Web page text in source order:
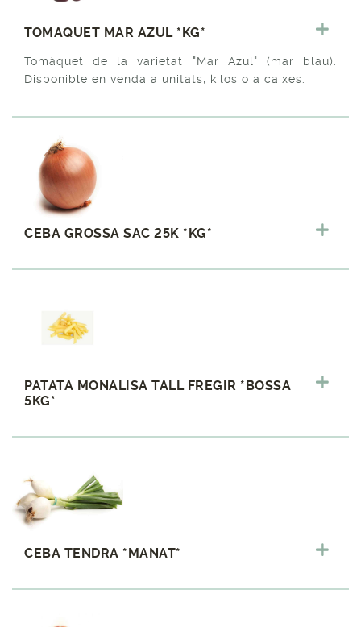
TOMAQUET MAR AZUL *KG*
Tomàquet de la varietat "Mar Azul" (mar blau).
Disponible en venda a unitats, kilos o a caixes.
CEBA GROSSA SAC 25K *KG*
PATATA MONALISA TALL FREGIR *BOSSA
5KG*
CEBA TENDRA *MANAT*